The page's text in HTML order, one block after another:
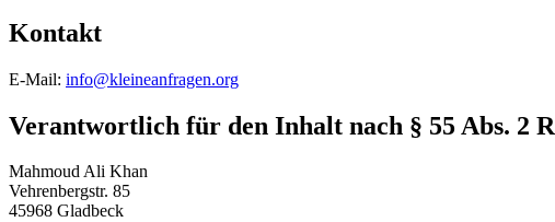
Kontakt
E-Mail: info@kleineanfragen.org
Verantwortlich für den Inhalt nach § 55 Abs. 2
Mahmoud Ali Khan
Vehrenbergstr. 85
45968 Gladbeck